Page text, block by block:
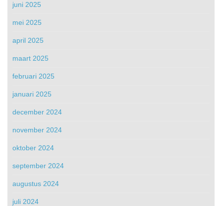
juni 2025
mei 2025
april 2025
maart 2025
februari 2025
januari 2025
december 2024
november 2024
oktober 2024
september 2024
augustus 2024
juli 2024